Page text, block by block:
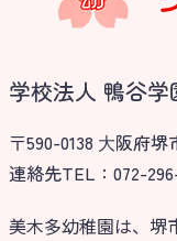
学校法人 鴨谷
〒590-0138 ⼤阪府
連絡先TEL：072-
美木多幼稚園は、堺
⼤阪府私⽴幼稚